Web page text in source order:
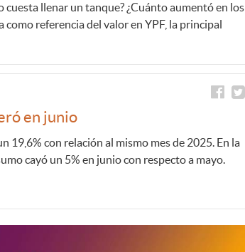
cuesta llenar un tanque? ¿Cuánto aumentó en los
referencia del valor en YPF, la principal
en junio
19,6% con relación al mismo mes de 2025. En la
cayó un 5% en junio con respecto a mayo.